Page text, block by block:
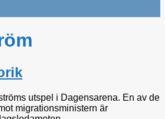
utspel i Dagensarena. En av de
migrationsministern är